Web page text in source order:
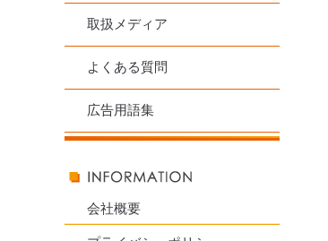
取扱メディア
よくある質問
広告用語集
会社概要